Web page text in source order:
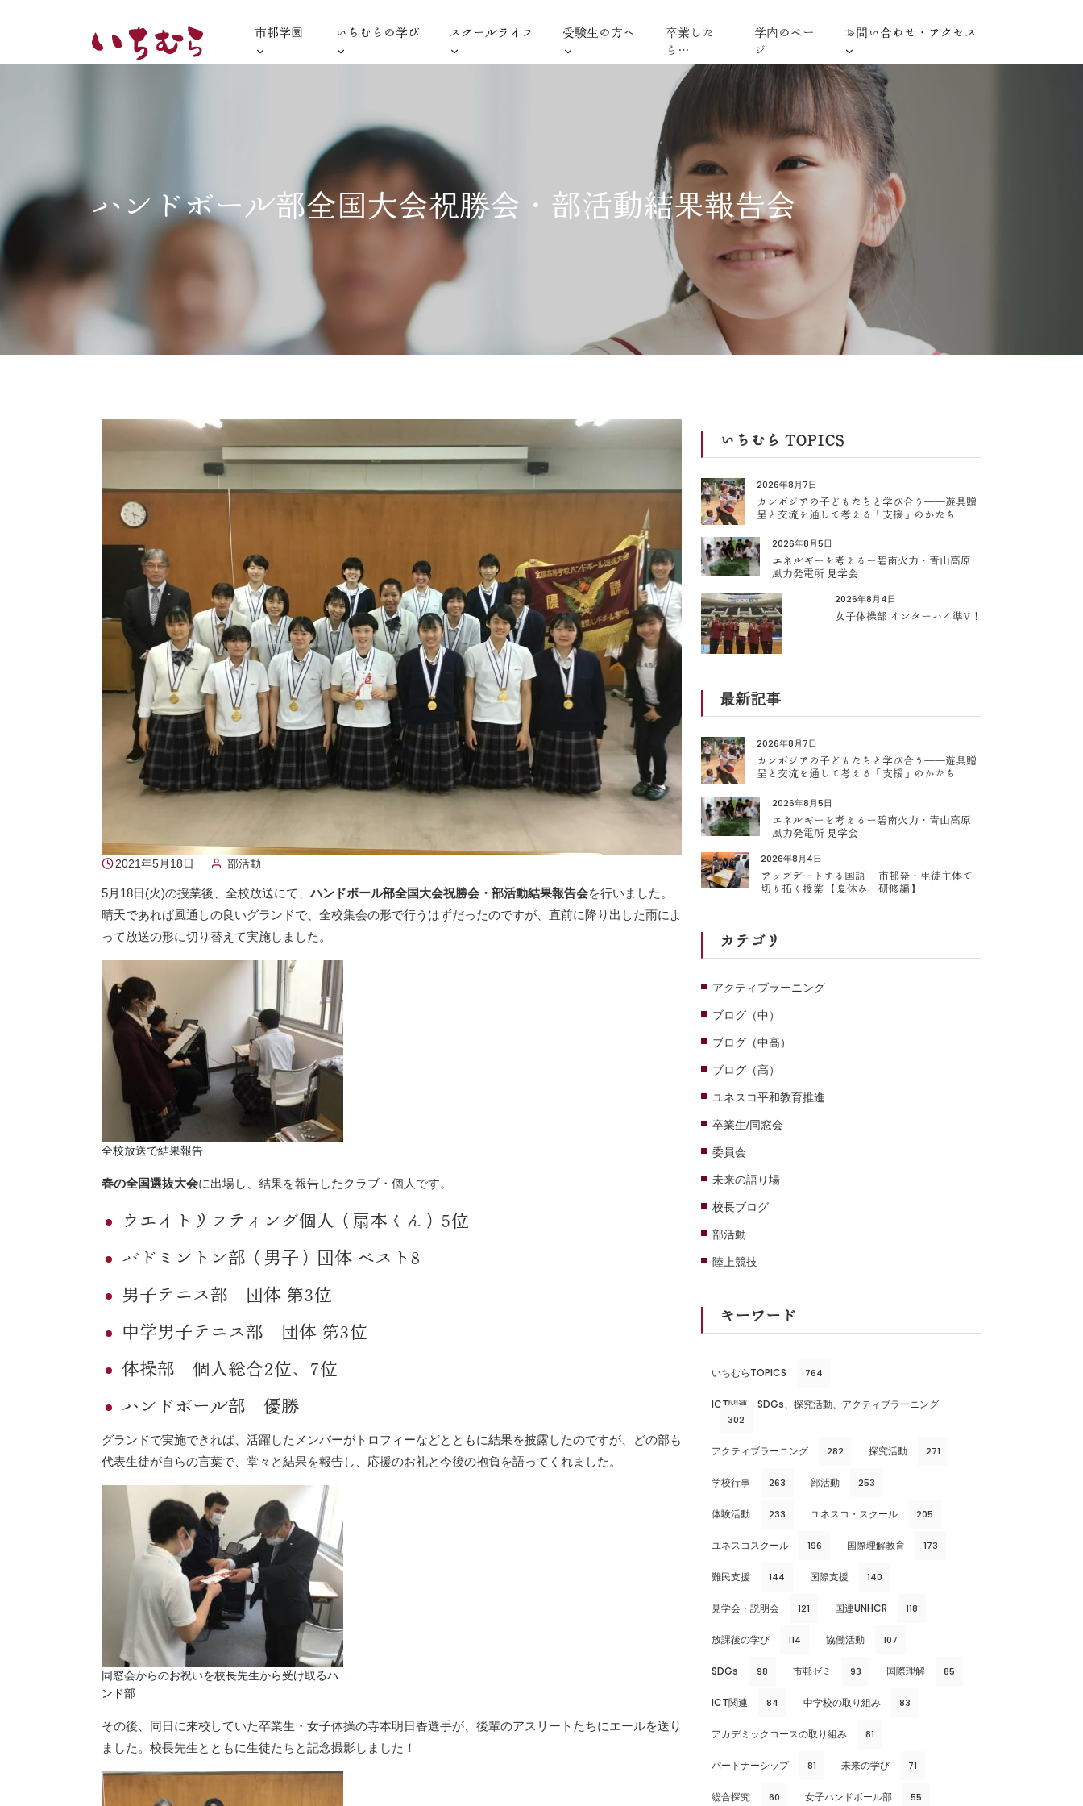
市邨学園 いちむらの学び スクールライフ 受験生の方へ
卒業した
ら…
学内のペー
ジ
お問い合わせ・アクセス
ハンドボール部全国大会祝勝会・部活動結果報告会
2021年5月18日 部活動
5月18日(火)の授業後、全校放送にて、ハンドボール部全国大会祝勝会・部活動結果報告会を行いました。
晴天であれば風通しの良いグランドで、全校集会の形で行うはずだったのですが、直前に降り出した雨によ
って放送の形に切り替えて実施しました。
全校放送で結果報告
春の全国選抜大会に出場し、結果を報告したクラブ・個人です。
ウエイトリフティング個人（扇本くん）5位
バドミントン部（男子）団体 ベスト8
男子テニス部 団体 第3位
中学男子テニス部 団体 第3位
体操部 個人総合2位、7位
ハンドボール部 優勝
グランドで実施できれば、活躍したメンバーがトロフィーなどとともに結果を披露したのですが、どの部も
代表生徒が自らの言葉で、堂々と結果を報告し、応援のお礼と今後の抱負を語ってくれました。
同窓会からのお祝いを校長先生から受け取るハ
ンド部
その後、同日に来校していた卒業生・女子体操の寺本明日香選手が、後輩のアスリートたちにエールを送り
ました。校長先生とともに生徒たちと記念撮影しました！
いちむら TOPICS
2026年8月7日
カンボジアの子どもたちと学び合う――遊具贈
呈と交流を通して考える「支援」のかたち
2026年8月5日
エネルギーを考えるー碧南火力・青山高原
風力発電所 見学会
2026年8月4日
女子体操部 インターハイ準V！
最新記事
2026年8月7日
カンボジアの子どもたちと学び合う――遊具贈
呈と交流を通して考える「支援」のかたち
2026年8月5日
エネルギーを考えるー碧南火力・青山高原
風力発電所 見学会
2026年8月4日
アップデートする国語 市邨発・生徒主体で
切り拓く授業 【夏休み 研修編】
カテゴリ
アクティブラーニング
ブログ（中）
ブログ（中高）
ブログ（高）
ユネスコ平和教育推進
卒業生/同窓会
委員会
未来の語り場
校長ブログ
部活動
陸上競技
キーワード
いちむらTOPICS 764
ICT関連、SDGs、探究活動、アクティブラーニング
302
アクティブラーニング 282 探究活動 271
学校行事 263 部活動 253
体験活動 233 ユネスコ・スクール 205
ユネスコスクール 196 国際理解教育 173
難民支援 144 国際支援 140
見学会・説明会 121 国連UNHCR 118
放課後の学び 114 協働活動 107
SDGs 98 市邨ゼミ 93 国際理解 85
ICT関連 84 中学校の取り組み 83
アカデミックコースの取り組み 81
パートナーシップ 81 未来の学び 71
総合探究 60 女子ハンドボール部 55